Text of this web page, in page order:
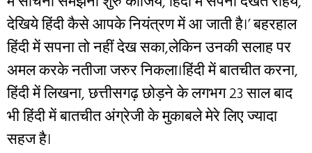
देखिये हिंदी कैसे आपके नियंत्रण में आ जाती है।’ बहरहाल
हिंदी में सपना तो नहीं देख सका,लेकिन उनकी सलाह पर
अमल करके नतीजा जरुर निकला।हिंदी में बातचीत करना,
हिंदी में लिखना, छत्तीसगढ़ छोड़ने के लगभग 23 साल बाद
भी हिंदी में बातचीत अंग्रेजी के मुकाबले मेरे लिए ज्यादा
सहज है।